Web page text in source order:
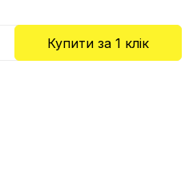
Купити за 1 клiк